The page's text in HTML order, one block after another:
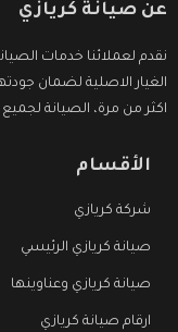
عن صيانة كريازي
نقدم لعملائنا خدمات
الغيار الاصلية لضمان
اكثر من مرة، الصيانة
الأقسام
شركة كريازي
صيانة كريازي الرئيسي
صيانة كريازي وعناوينها
ارقام صيانة كريازي